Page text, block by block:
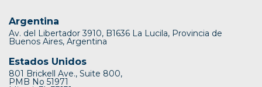
Argentina
Av. del Libertador 3910, B1636 La Lucila, Provincia de
Buenos Aires, Argentina
Estados Unidos
801 Brickell Ave., Suite 800,
PMB No 51971